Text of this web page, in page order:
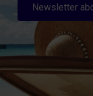
Newsletter